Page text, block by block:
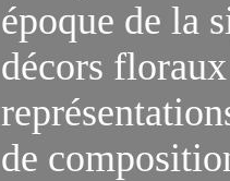
époque de la
décors
de